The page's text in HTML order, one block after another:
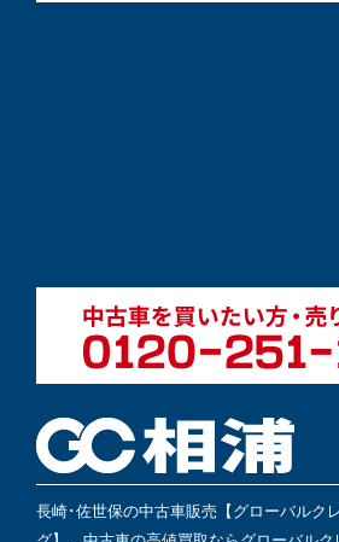
長崎･佐世保の中古車販売【グローバルク